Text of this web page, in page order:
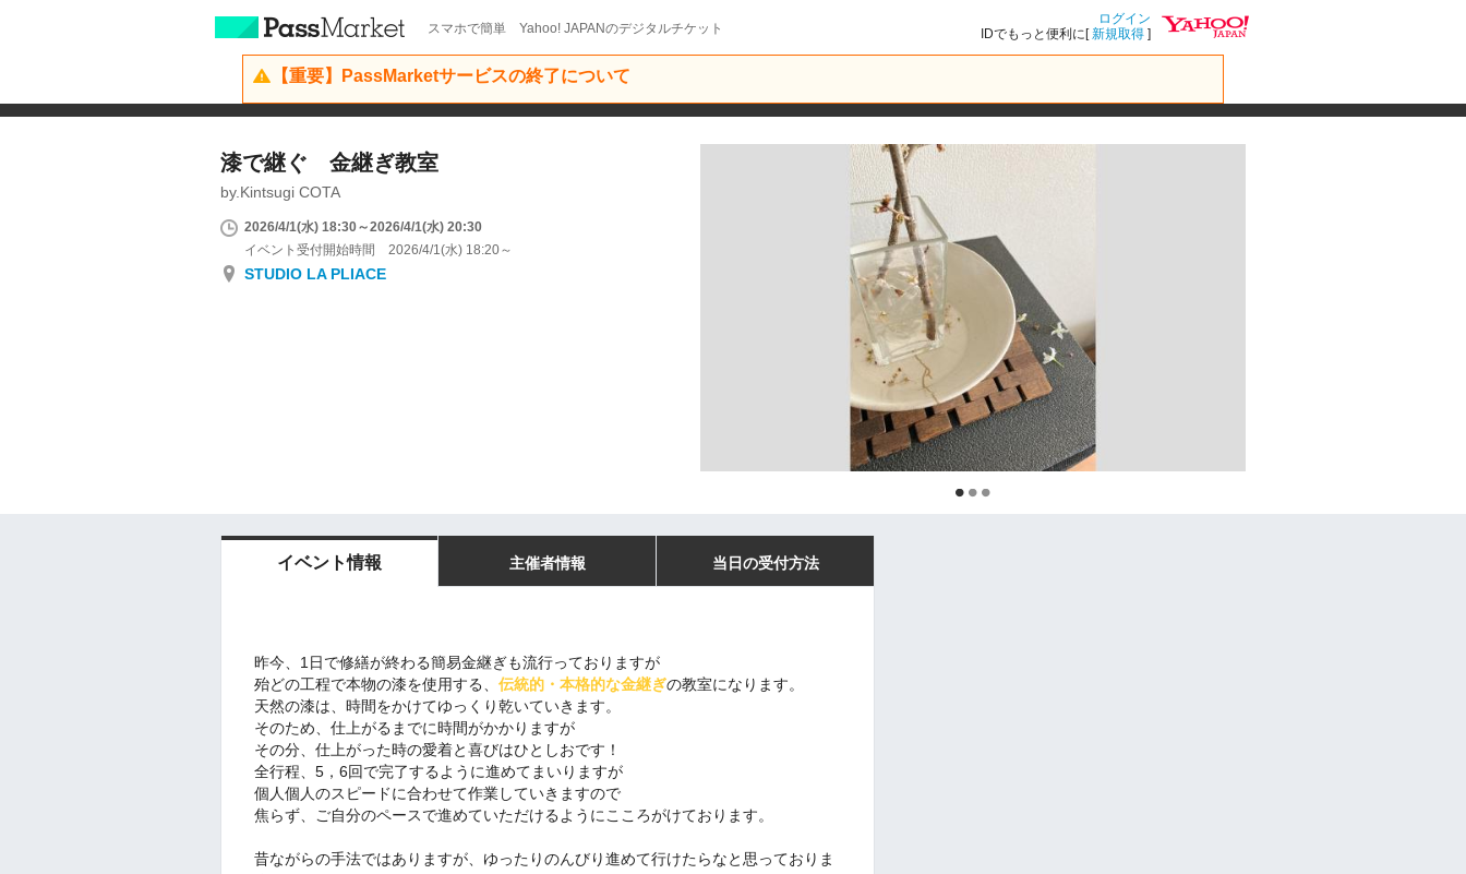
スマホで簡単 Yahoo! JAPANのデジタルチケット
ログイン
IDでもっと便利に[新規取得 ]
【重要】PassMarketサービスの終了について
漆で継ぐ 金継ぎ教室
by.Kintsugi COTA
2026/4/1(水) 18:30～2026/4/1(水) 20:30
イベント受付開始時間 2026/4/1(水) 18:20～
STUDIO LA PLIACE
イベント情報 主催者情報 当日の受付方法
昨今、1日で修繕が終わる簡易金継ぎも流行っておりますが
殆どの工程で本物の漆を使用する、 伝統的・本格的な金継ぎの教室になります。
天然の漆は、時間をかけてゆっくり乾いていきます。
そのため、仕上がるまでに時間がかかりますが
その分、仕上がった時の愛着と喜びはひとしおです！
全行程、5，6回で完了するように進めてまいりますが
個人個人のスピードに合わせて作業していきますので
焦らず、ご自分のペースで進めていただけるようにこころがけております。
昔ながらの手法ではありますが、ゆったりのんびり進めて行けたらなと思っておりま